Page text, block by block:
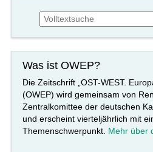
Suchformular
Suche
Was ist OWEP?
Die Zeitschrift „OST-WEST.
(OWEP) wird gemeinsam von
Zentralkomittee der deutschen
und erscheint vierteljährlich mit
Themenschwerpunkt. Mehr über